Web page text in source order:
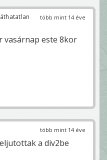
több mint 14 éve
vasárnap este 8kor
több mint 14 éve
a div2be